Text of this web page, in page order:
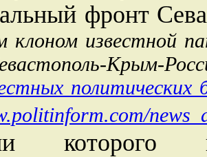
фронт
известной
Крым-
политических
которого